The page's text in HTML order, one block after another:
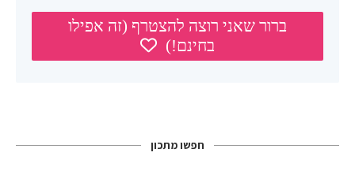
חפשו מתכון